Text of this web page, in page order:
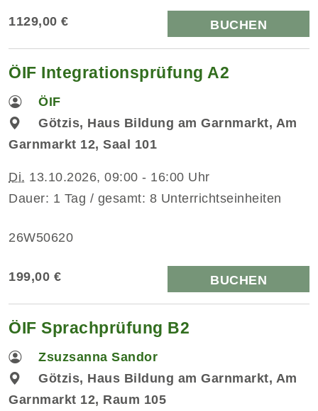
1129,00 € BUCHEN
ÖIF Integrationsprüfung A2
ÖIF
Götzis, Haus Bildung am Garnmarkt, Am
Garnmarkt 12, Saal 101
Di. 13.10.2026, 09:00 - 16:00 Uhr
Dauer: 1 Tag / gesamt: 8 Unterrichtseinheiten
26W50620
199,00 € BUCHEN
ÖIF Sprachprüfung B2
Zsuzsanna Sandor
Götzis, Haus Bildung am Garnmarkt, Am
Garnmarkt 12, Raum 105